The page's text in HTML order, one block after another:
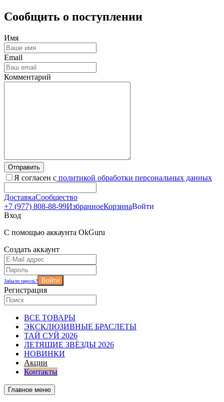
Сообщить о поступлении
Имя
Email
Комментарий
Отправить
Я согласен с политикой обработки персональных данных
ДоставкаСообщество
+7 (977) 808-88-99ИзбранноеКорзинаВойти
Вход
С помощью аккаунта OkGuru
Создать аккаунт
Забыли пароль? Войти
Регистрация
ВСЕ ТОВАРЫ
ЭКСКЛЮЗИВНЫЕ БРАСЛЕТЫ
ТАЙ СУЙ 2026
ЛЕТЯЩИЕ ЗВЁЗДЫ 2026
НОВИНКИ
Акции
Контакты
Главное меню